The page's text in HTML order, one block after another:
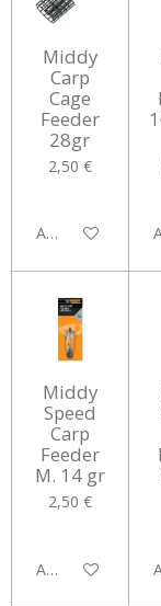
Middy
Carp
Cage
Feeder
28gr
2,50 €
Aggiungi al
Middy
Speed
Carp
Feeder
M. 14 gr
2,50 €
Aggiungi al